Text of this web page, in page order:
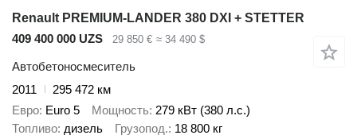
Renault PREMIUM-LANDER 380 DXI + STETTER
409 400 000 UZS
29 850 € ≈ 34 490 $
Автобетоносмеситель
2011
295 472 км
Евро Euro 5 Мощность 279 кВт (380 л.с.)
Топливо дизель Грузопод. 18 800 кг